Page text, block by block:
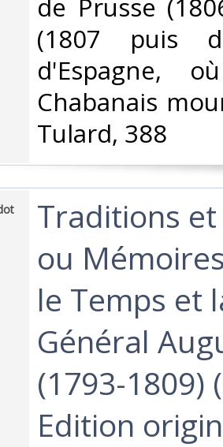
de Prusse
(1807 puis
d'Espagne,
Chabanais
Tulard, 388‎
‎Traditions
ou
le Temps et
Général
(1793-1809)
Edition